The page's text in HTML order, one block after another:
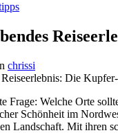
chrissi
Frage: Welche Orte
Schönheit im
Landschaft. Mit ihren